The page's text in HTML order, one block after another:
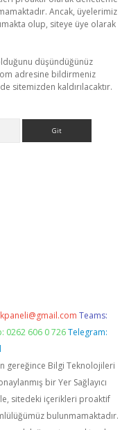
Ancak, üyelerimiz
olup, siteye üye olarak
düşündüğünüz
adresine bildirmeniz
sitemizden kaldırılacaktır.
Teams:
0262 606 0 726 Telegram:
gereğince Bilgi Teknolojileri
bir Yer Sağlayıcı
sitedeki içerikleri proaktif
bulunmamaktadır.